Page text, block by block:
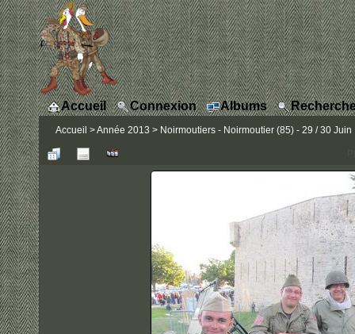
Accueil Connexion Albums
Accueil >Année 2013 > Noirmoutiers - Noirmoutier (85) - 29 / 30 Juin